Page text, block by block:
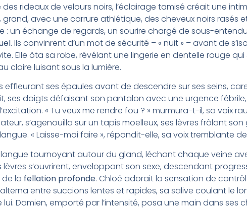
rideaux de velours noirs, l’éclairage tamisé créait une
grand, avec une carrure athlétique, des cheveux noirs rasés
: un échange de regards, un sourire chargé de sous-
. Ils convinrent d’un mot de sécurité – « nuit » – avant de
Elle ôta sa robe, révélant une lingerie en dentelle rouge
claire luisant sous la lumière.
effleurant ses épaules avant de descendre sur ses seins,
ses doigts défaisant son pantalon avec une urgence
« Tu veux me rendre fou ? » murmura-t-il, sa voix
s’agenouilla sur un tapis moelleux, ses lèvres frôlant
« Laisse-moi faire », répondit-elle, sa voix tremblante
tournoyant autour du gland, léchant chaque veine
s’ouvrirent, enveloppant son sexe, descendant
de la fellation profonde. Chloé adorait la sensation de
entre succions lentes et rapides, sa salive coulant le
Damien, emporté par l’intensité, posa une main dans ses